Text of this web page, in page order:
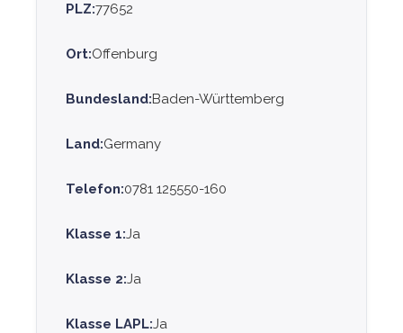
PLZ:77652
Ort:Offenburg
Bundesland:Baden-Württemberg
Land:Germany
Telefon:0781 125550-160
Klasse 1:Ja
Klasse 2:Ja
Klasse LAPL:Ja